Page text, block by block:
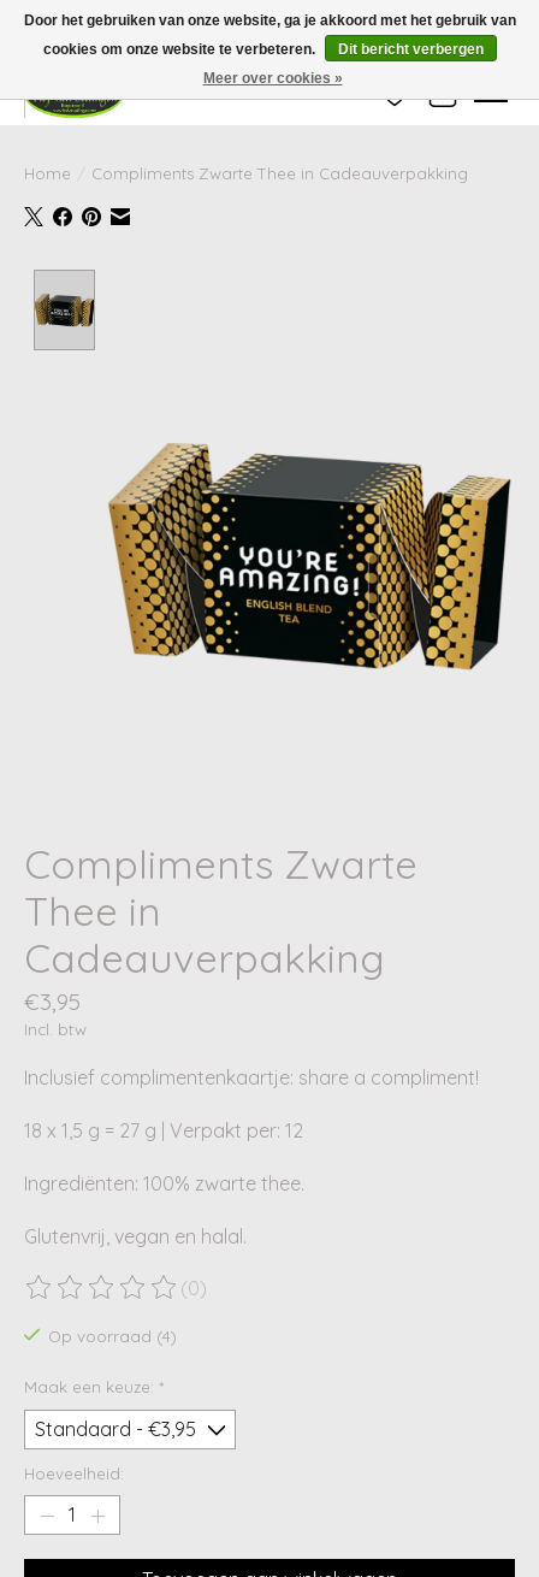
Wij zijn gesloten van 24 december tot en met 25 januari. Houd er rekening mee
dat de levertijd van uw bestelling in deze periode langer kan zijn dan
gebruikelijk.
Verlanglijst
Home Compliments Zwarte Thee in Cadeauverpakking
Compliments Zwarte
Thee in
Cadeauverpakking
€3,95
Incl. btw
Inclusief complimentenkaartje: share a compliment!
18 x 1,5 g = 27 g | Verpakt per: 12
Ingrediënten: 100% zwarte thee.
Glutenvrij, vegan en halal.
De beoordeling van dit product is
(0)
Op voorraad (4)
Maak een keuze: *
Hoeveelheid:
Door het gebruiken van onze website, ga je akkoord met het gebruik van
cookies om onze website te verbeteren.
Dit bericht verbergen
Meer over cookies »